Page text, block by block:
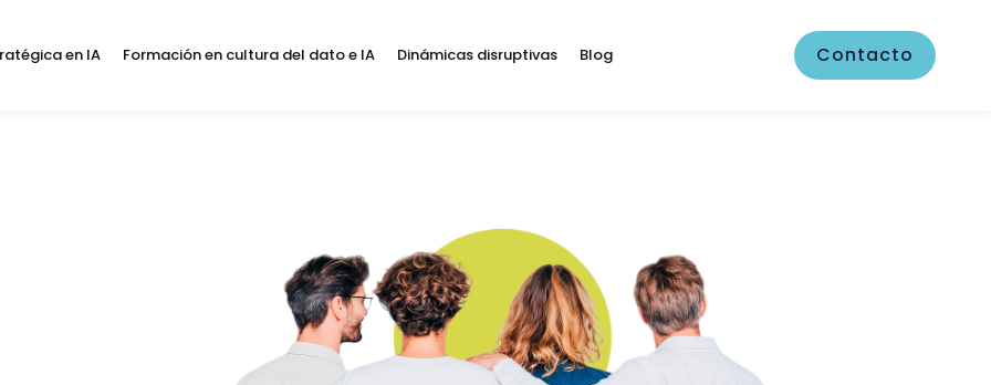
en IA Formación en cultura del dato e IA Dinámicas disruptivas Blog Contacto